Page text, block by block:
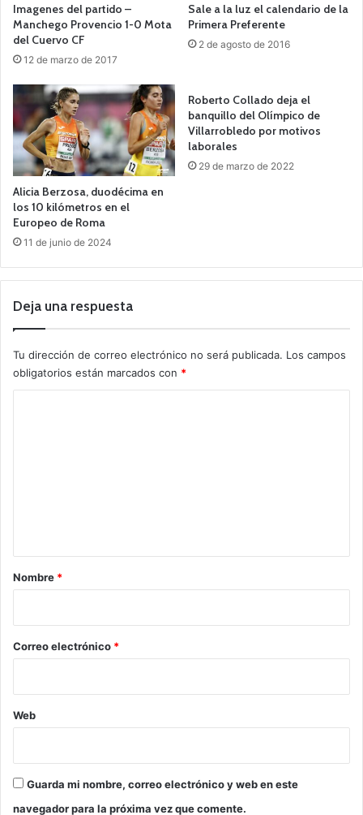
Imagenes del partido –
Manchego Provencio 1-0 Mota
del Cuervo CF
12 de marzo de 2017
Sale a la luz el calendario de la
Primera Preferente
2 de agosto de 2016
Alicia Berzosa, duodécima en
los 10 kilómetros en el
Europeo de Roma
11 de junio de 2024
Roberto Collado deja el
banquillo del Olímpico de
Villarrobledo por motivos
laborales
29 de marzo de 2022
Deja una respuesta
Tu dirección de correo electrónico no será publicada. Los campos
obligatorios están marcados con *
r
*
Nombre *
Correo electrónico *
Web
Guarda mi nombre, correo electrónico y web en este
navegador para la próxima vez que comente.